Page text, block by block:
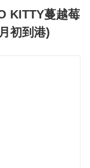
KITTY蔓越莓
初到港)